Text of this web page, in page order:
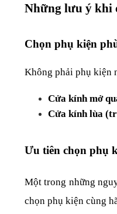
Những lưu ý khi
Chọn phụ kiện
Không phải phụ kiện
Cửa kính mở
Cửa kính lùa
Ưu tiên chọn phụ
Một trong những
chọn phụ kiện cùng